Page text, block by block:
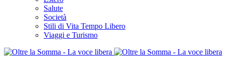
Salute
Società
Stili di Vita Tempo Libero
Viaggi e Turismo